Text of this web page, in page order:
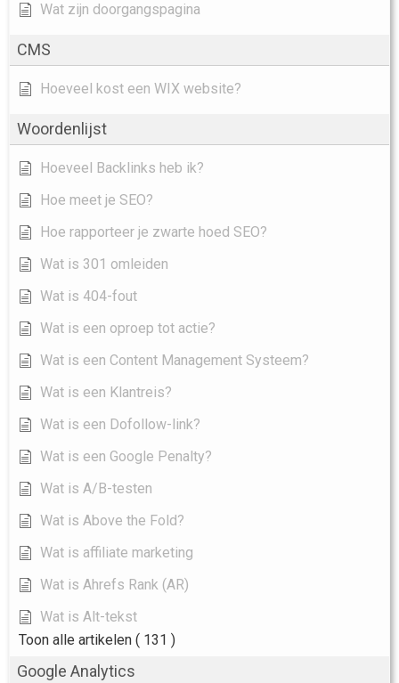
Wat zijn doorgangspagina
CMS
Hoeveel kost een WIX website?
Woordenlijst
Hoeveel Backlinks heb ik?
Hoe meet je SEO?
Hoe rapporteer je zwarte hoed SEO?
Wat is 301 omleiden
Wat is 404-fout
Wat is een oproep tot actie?
Wat is een Content Management Systeem?
Wat is een Klantreis?
Wat is een Dofollow-link?
Wat is een Google Penalty?
Wat is A/B-testen
Wat is Above the Fold?
Wat is affiliate marketing
Wat is Ahrefs Rank (AR)
Wat is Alt-tekst
Toon alle artikelen ( 131 )
Google Analytics